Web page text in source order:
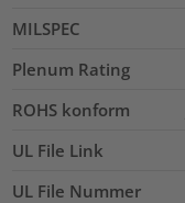
MILSPEC
Plenum Rating
ROHS konform
UL File Link
UL File Nummer